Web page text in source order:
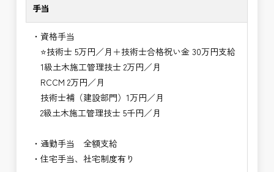
手当
・資格手当
⭐技術士 5万円／月＋技術士合格祝い金 30万円支給
1級土木施工管理技士 2万円／月
RCCM 2万円／月
技術士補（建設部門）1万円／月
2級土木施工管理技士 5千円／月
・通勤手当 全額支給
・住宅手当、社宅制度有り